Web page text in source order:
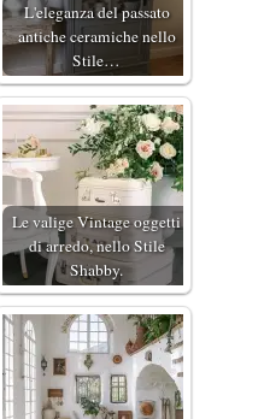
L'eleganza del passato
antiche ceramiche nello
Stile…
Le valige Vintage oggetti
di arredo, nello Stile
Shabby.